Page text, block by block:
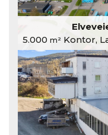
5.000 m²Kontor,